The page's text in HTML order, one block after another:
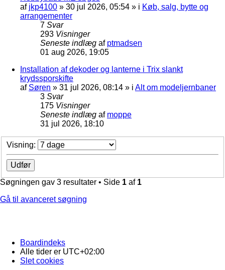
af jkp4100 » 30 jul 2026, 05:54 » i Køb, salg, bytte og
arrangementer
7 Svar
293 Visninger
Seneste indlæg af ptmadsen
01 aug 2026, 19:05
Installation af dekoder og lanterne i Trix slankt
krydssporskifte
af Søren » 31 jul 2026, 08:14 » i Alt om modeljernbaner
3 Svar
175 Visninger
Seneste indlæg af moppe
31 jul 2026, 18:10
Visning:
Søgningen gav 3 resultater • Side 1 af 1
Gå til avanceret søgning
Boardindeks
Alle tider er UTC+02:00
Slet cookies